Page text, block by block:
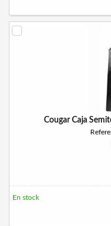
Cougar Caja
En stock